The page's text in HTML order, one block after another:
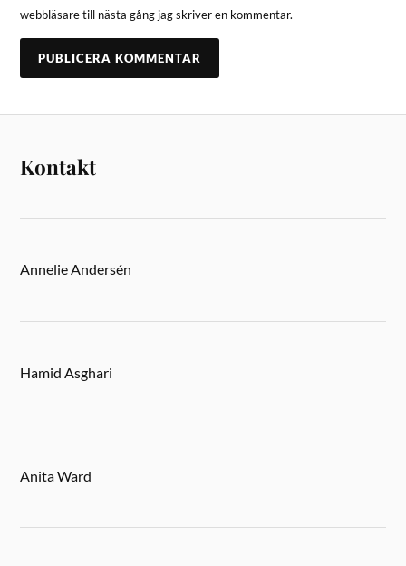
webbläsare till nästa gång jag skriver en kommentar.
Kontakt
Annelie Andersén
Hamid Asghari
Anita Ward